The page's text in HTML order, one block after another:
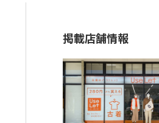
掲載店舗情報